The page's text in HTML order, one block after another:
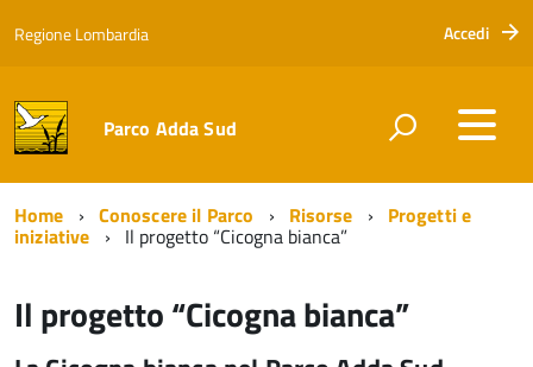
Regione Lombardia Accedi
Parco Adda Sud
Home Conoscere il Parco Risorse Progetti e
iniziative Il progetto “Cicogna bianca”
Il progetto “Cicogna bianca”